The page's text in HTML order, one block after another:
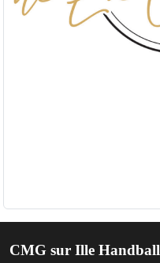
CMG sur Ille Handball